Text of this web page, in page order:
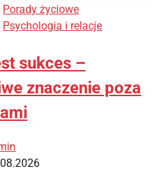
Porady życiowe
Psychologia i relacje
sukces –
znaczenie poza